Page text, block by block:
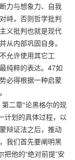
力与想象力、自我
峙，否则哲学批判
义批判也就是现代
从内部巩固自身。
允许使用其它工
纯粹的表达。47如
必得根据一种启蒙
二章“论黑格尔的现
划的具体过程，以
辩证法之后，推动
我们首先要阐明黑
他的“绝对前提”安